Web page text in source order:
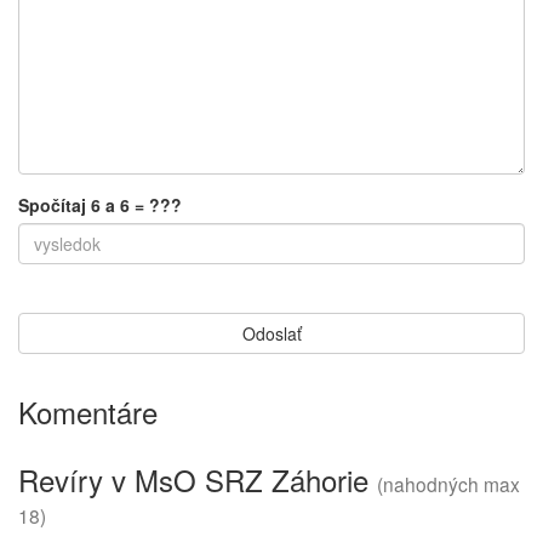
Email*
Komentár*